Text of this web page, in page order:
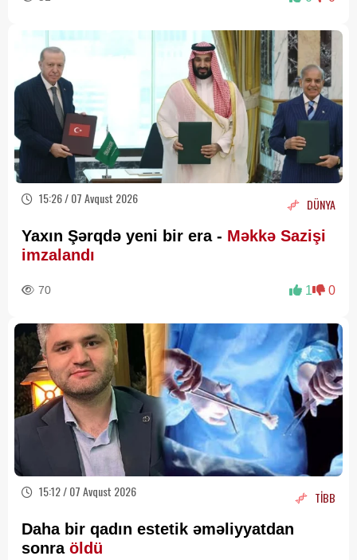
15:26 / 07 Avqust 2026 DÜNYA
Yaxın Şərqdə yeni bir era - Məkkə Sazişi
imzalandı
70 1 0
15:12 / 07 Avqust 2026 TİBB
Daha bir qadın estetik əməliyyatdan
sonra öldü